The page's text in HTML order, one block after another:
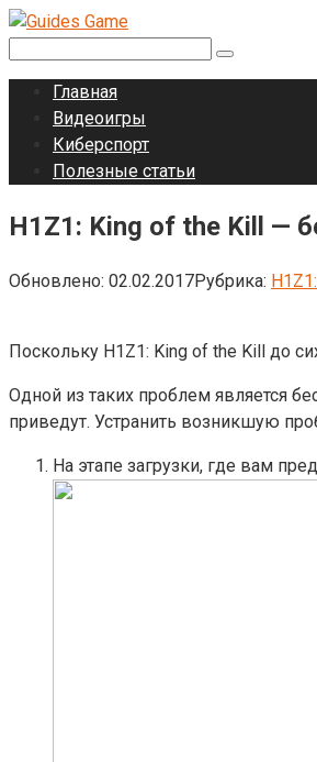
Перейти
Главная
Видеоигры
Киберспорт
Полезные статьи
H1Z1: King of the Kill —
Обновлено: 02.02.2017Рубрика:
Поскольку H1Z1: King of the Kill до
Одной из таких проблем является
приведут. Устранить возникшую
На этапе загрузки, где вам